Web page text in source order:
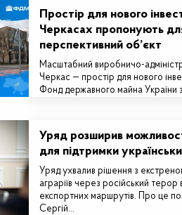
Простір для нового
Черкасах пропонують
перспективний об’єкт
Масштабний виробничо-
Черкас — простір для нового
Фонд державного майна України
Уряд розширив
для підтримки
Уряд ухвалив рішення з
аграріїв через російський
експортних маршрутів. Про це
Сергій…